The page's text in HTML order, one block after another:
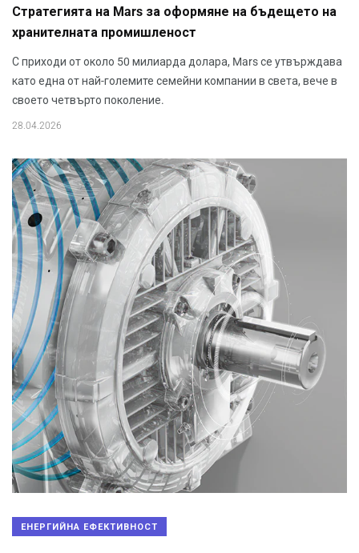
Стратегията на Mars за оформяне на бъдещето на
хранителната промишленост
С приходи от около 50 милиарда долара, Mars се утвърждава
като една от най-големите семейни компании в света, вече в
своето четвърто поколение.
28.04.2026
ЕНЕРГИЙНА ЕФЕКТИВНОСТ